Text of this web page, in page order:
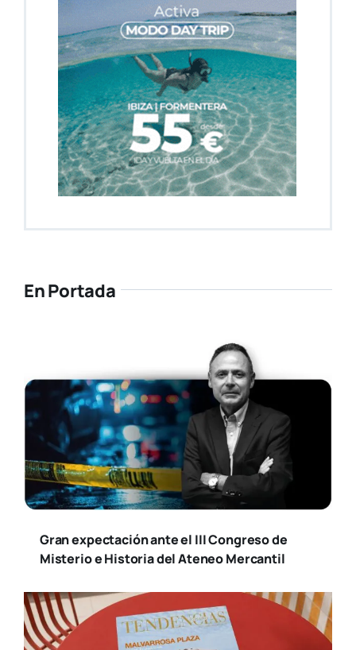
En Portada
Gran expectación ante el III Congreso de
Misterio e Historia del Ateneo Mercantil